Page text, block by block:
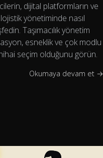
dijital platformların ve
yönetiminde nasıl
Taşımacılık yönetim
esneklik ve çok modlu
seçim olduğunu görün.
Okumaya devam et →